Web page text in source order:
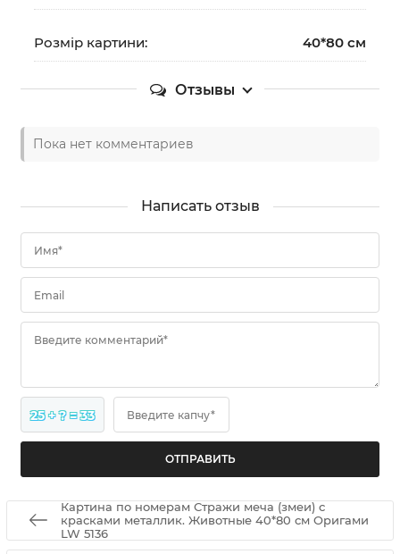
Розмір картини: 40*80 см
Отзывы
Пока нет комментариев
Написать отзыв
Имя*
Email
Введите комментарий*
25 + ? = 33 Введите капчу*
Картина по номерам Стражи меча (змеи) с
красками металлик. Животные 40*80 см Оригами
LW 5136